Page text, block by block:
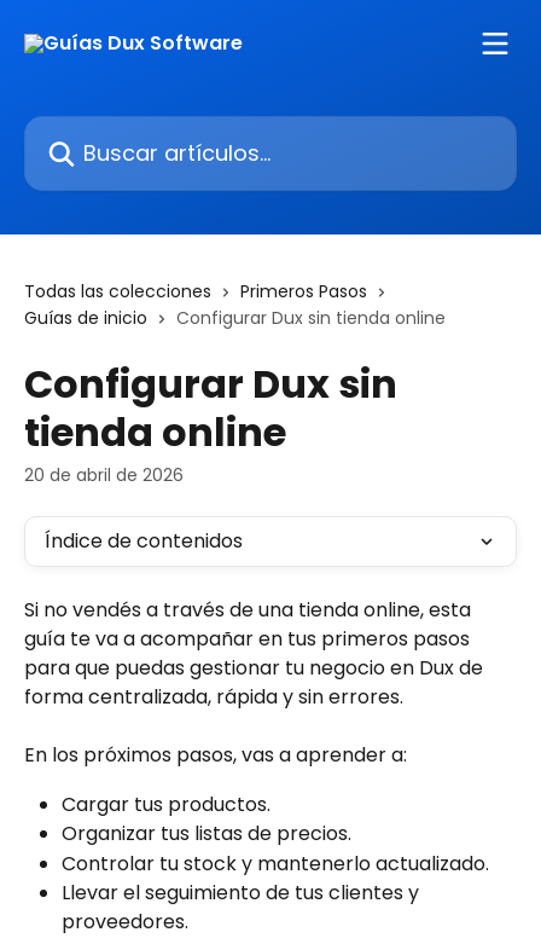
Buscar artículos...
Todas las colecciones
Primeros Pasos
Guías de inicio
Configurar Dux sin tienda online
Configurar Dux sin
tienda online
20 de abril de 2026
Índice de contenidos
Si no vendés a través de una tienda online, esta
guía te va a acompañar en tus primeros pasos
para que puedas gestionar tu negocio en Dux de
forma centralizada, rápida y sin errores.
En los próximos pasos, vas a aprender a:
Cargar tus productos.
Organizar tus listas de precios.
Controlar tu stock y mantenerlo actualizado.
Llevar el seguimiento de tus clientes y
proveedores.